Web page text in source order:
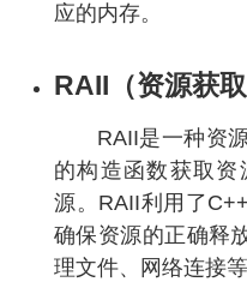
应的内存。
RAII（资源获取
RAII是一种资
的构造函数获取
源。RAII利用了
确保资源的正确释
理文件、网络连接等